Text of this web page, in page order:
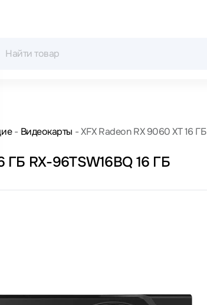
Видеокарты XFX Radeon RX 9060 XT 16 ГБ
ГБ RX-96TSW16BQ 16 ГБ